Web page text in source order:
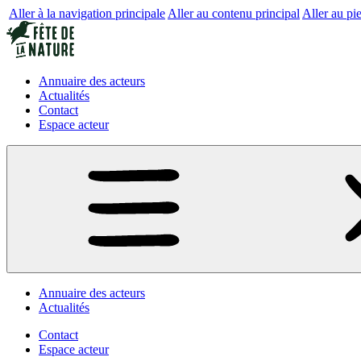
Aller à la navigation principale Aller au contenu principal Aller au
Annuaire des acteurs
Actualités
Contact
Espace acteur
Annuaire des acteurs
Actualités
Contact
Espace acteur